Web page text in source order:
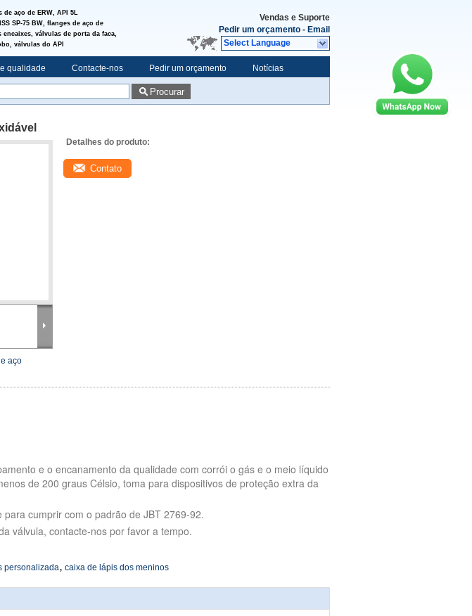
aço de ERW, API 5L
SP-75 BW, flanges de aço de
encaixes, válvulas de porta da faca,
válvulas do API
Vendas e Suporte
Pedir um orçamento - Email
Select Language
qualidade Contacte-nos Pedir um orçamento Notícias
Procurar
aço
Detalhes do produto:
Contato
e o encanamento da qualidade com corrói o gás e o meio líquido
de 200 graus Célsio, toma para dispositivos de proteção extra da
cumprir com o padrão de JBT 2769-92.
válvula, contacte-nos por favor a tempo.
personalizada, caixa de lápis dos meninos